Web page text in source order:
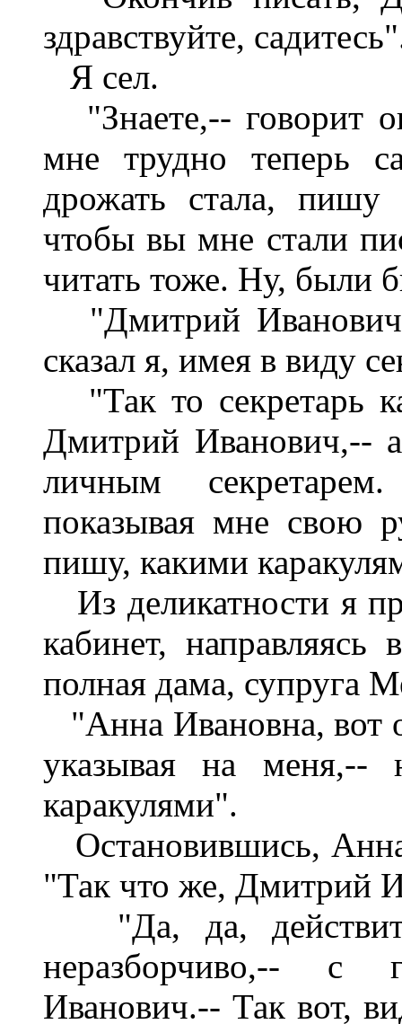
здравствуйте,
Я сел.
"Знаете,-- говорит
мне трудно теперь
дрожать стала,
чтобы вы мне стали
читать тоже. Ну, были
"Дмитрий Иванович,
сказал я, имея в виду
"Так то секретарь
Дмитрий Иванович,--
личным
показывая мне свою
пишу, какими
Из деликатности я
кабинет,
полная дама, супруга
"Анна Ивановна, вот
указывая на
каракулями".
Остановившись,
"Так что же, Дмитрий
"Да, да,
неразборчиво,-- с
Иванович.-- Так вот,